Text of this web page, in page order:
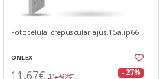
Fotocelula crepuscular ajus.15a.ip66
ONLEX
11,67€ 15,92€ - 27%